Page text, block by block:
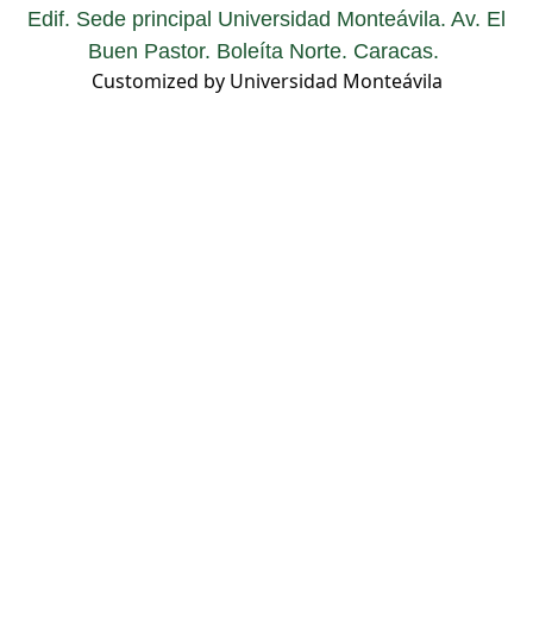
Edif. Sede principal Universidad Monteávila. Av. El
Buen Pastor. Boleíta Norte. Caracas.
Customized by Universidad Monteávila